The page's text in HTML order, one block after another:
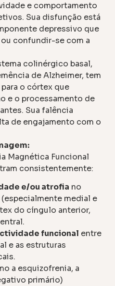
e comportamento
Sua disfunção está
depressivo que
confundir-se com a
colinérgico basal,
de Alzheimer, tem
o córtex que
e o processamento de
Sua falência
de engajamento com o
Magnética Funcional
consistentemente:
e/ou atrofia no
medial e
do cíngulo anterior,
funcional entre
e as estruturas
a esquizofrenia, a
primário)